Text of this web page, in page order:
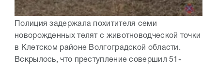
Полиция задержала похитителя семи
новорожденных телят с животноводческой точки
в Клетском районе Волгоградской области.
Вскрылось, что преступление совершил 51-